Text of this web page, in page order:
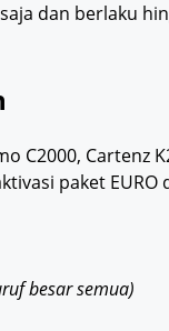
dan berlaku
C2000, Cartenz
paket EURO
besar semua)